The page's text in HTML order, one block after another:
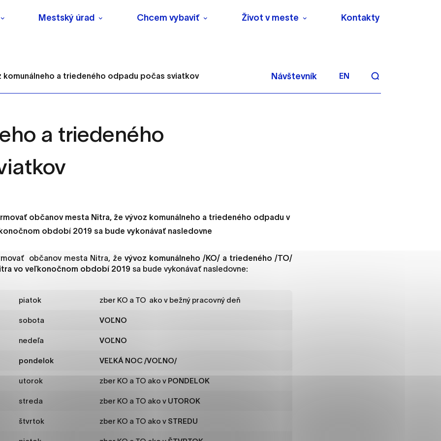
Mestský úrad Chcem vybaviť Život v meste Kontakty
komunálneho a triedeného odpadu počas sviatkov Návštevník EN
a triedeného
občanov mesta Nitra, že vývoz komunálneho a triedeného odpadu v
období 2019 sa bude vykonávať nasledovne
občanov mesta Nitra, že vývoz komunálneho /KO/ a triedeného /TO/
vo veľkonočnom období 2019 sa bude vykonávať nasledovne:
piatok zber KO a TO ako v bežný pracovný deň
sobota VOĽNO
nedeľa VOĽNO
pondelok VEĽKÁ NOC /VOĽNO/
utorok zber KO a TO ako v PONDELOK
streda zber KO a TO ako v UTOROK
štvrtok zber KO a TO ako v STREDU
ktorých webové stránky môžu ukladať informácie o vašej aktivite a preferenciách.
ktorú chcete povoliť
pre prevádzku nevyhnutné a pomáhajú urobiť webové stránky uplatniteľnými tým,
a ponúknuť im lepšiu skúsenosť. Všetky dáta sa zbierajú anonymne a nie je
osobou.